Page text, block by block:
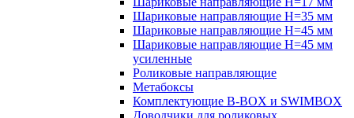
Шариковые направляющие H=35 мм
Шариковые направляющие H=45 мм
Шариковые направляющие H=45 мм
усиленные
Роликовые направляющие
Метабоксы
Комплектующие B-BOX и SWIMBOX
Доводчики для роликовых